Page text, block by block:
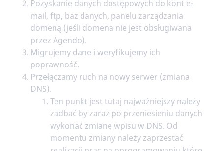
Pozyskanie danych dostępowych do kont e-
mail, ftp, baz danych, panelu zarządzania
domeną (jeśli domena nie jest obsługiwana
przez Agendo).
Migrujemy dane i weryfikujemy ich
poprawność.
Przełączamy ruch na nowy serwer (zmiana
DNS).
Ten punkt jest tutaj najważniejszy należy
zadbać by zaraz po przeniesieniu danych
wykonać zmianę wpisu w DNS. Od
momentu zmiany należy zaprzestać